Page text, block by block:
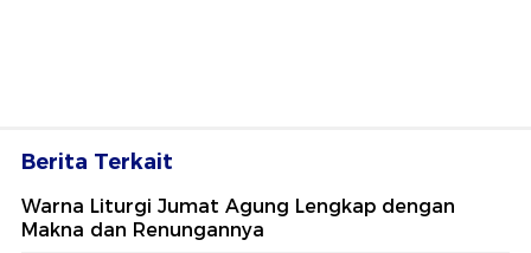
Berita Terkait
Warna Liturgi Jumat Agung Lengkap dengan
Makna dan Renungannya